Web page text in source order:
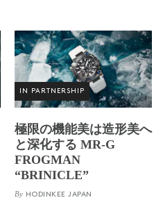
IN PARTNERSHIP
極限の機能美は造形美へ
と深化する MR-G
FROGMAN
“BRINICLE”
By HODINKEE JAPAN